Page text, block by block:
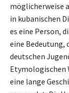
möglicherweise
in kubanischen
es eine Person,
eine Bedeutung,
deutschen
Etymologischen
eine lange